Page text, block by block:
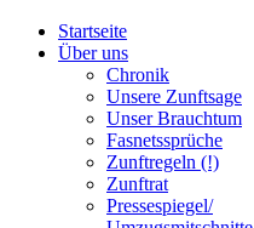
Zum
Inhalt
Startseite
Über uns
Chronik
Unsere Zunftsage
Unser Brauchtum
Fasnetssprüche
Zunftregeln (!)
Zunftrat
Pressespiegel/